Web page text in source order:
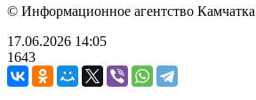
© Информационное агентство Камчатка
17.06.2026 14:05
1643